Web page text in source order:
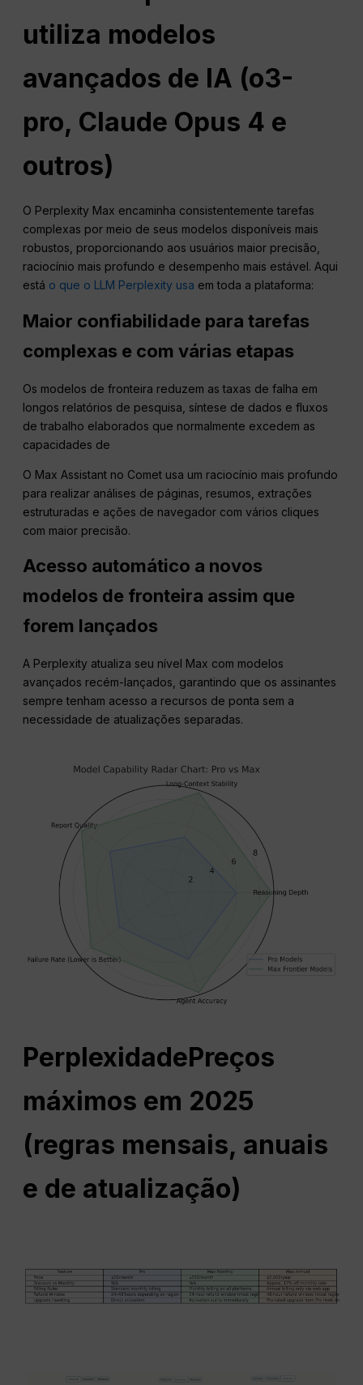
utiliza modelos
avançados de IA (o3-
pro, Claude Opus 4 e
outros)
O Perplexity Max encaminha consistentemente tarefas
complexas por meio de seus modelos disponíveis mais
robustos, proporcionando aos usuários maior precisão,
raciocínio mais profundo e desempenho mais estável. Aqui
está o que o LLM Perplexity usa em toda a plataforma:
Maior confiabilidade para tarefas
complexas e com várias etapas
Os modelos de fronteira reduzem as taxas de falha em
longos relatórios de pesquisa, síntese de dados e fluxos
de trabalho elaborados que normalmente excedem as
capacidades de
O Max Assistant no Comet usa um raciocínio mais profundo
para realizar análises de páginas, resumos, extrações
estruturadas e ações de navegador com vários cliques
com maior precisão.
Acesso automático a novos
modelos de fronteira assim que
forem lançados
A Perplexity atualiza seu nível Max com modelos
avançados recém-lançados, garantindo que os assinantes
sempre tenham acesso a recursos de ponta sem a
necessidade de atualizações separadas.
PerplexidadePreços
máximos em 2025
(regras mensais, anuais
e de atualização)